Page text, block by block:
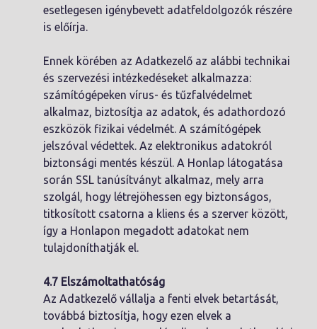
esetlegesen igénybevett adatfeldolgozók részére
is előírja.
Ennek körében az Adatkezelő az alábbi technikai
és szervezési intézkedéseket alkalmazza:
számítógépeken vírus- és tűzfalvédelmet
alkalmaz, biztosítja az adatok, és adathordozó
eszközök fizikai védelmét. A számítógépek
jelszóval védettek. Az elektronikus adatokról
biztonsági mentés készül. A Honlap látogatása
során SSL tanúsítványt alkalmaz, mely arra
szolgál, hogy létrejöhessen egy biztonságos,
titkosított csatorna a kliens és a szerver között,
így a Honlapon megadott adatokat nem
tulajdoníthatják el.
4.7 Elszámoltathatóság
Az Adatkezelő vállalja a fenti elvek betartását,
továbbá biztosítja, hogy ezen elvek a